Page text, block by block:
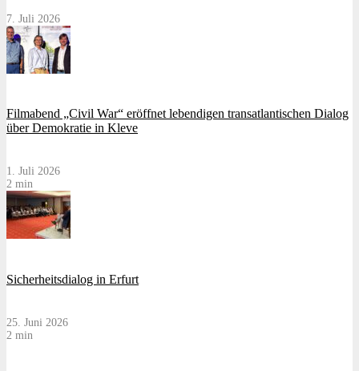
7. Juli 2026
Filmabend „Civil War“ eröffnet lebendigen transatlantischen Dialog
über Demokratie in Kleve
1. Juli 2026
2 min
Sicherheitsdialog in Erfurt
25. Juni 2026
2 min